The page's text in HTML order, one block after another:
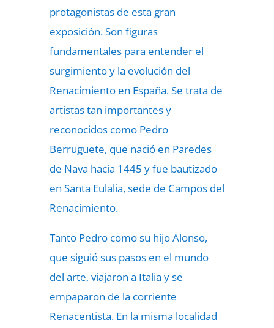
protagonistas de esta gran
exposición. Son figuras
fundamentales para entender el
surgimiento y la evolución del
Renacimiento en España. Se trata de
artistas tan importantes y
reconocidos como Pedro
Berruguete, que nació en Paredes
de Nava hacia 1445 y fue bautizado
en Santa Eulalia, sede de Campos del
Renacimiento.
Tanto Pedro como su hijo Alonso,
que siguió sus pasos en el mundo
del arte, viajaron a Italia y se
empaparon de la corriente
Renacentista. En la misma localidad